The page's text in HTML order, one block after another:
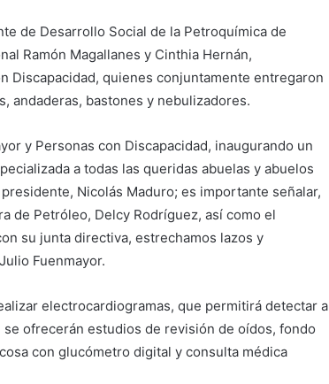
de Desarrollo Social de la Petroquímica de
Ramón Magallanes y Cinthia Hernán,
Discapacidad, quienes conjuntamente entregaron
andaderas, bastones y nebulizadores.
y Personas con Discapacidad, inaugurando un
a todas las queridas abuelas y abuelos
Nicolás Maduro; es importante señalar,
de Petróleo, Delcy Rodríguez, así como el
su junta directiva, estrechamos lazos y
Fuenmayor.
electrocardiogramas, que permitirá detectar a
ofrecerán estudios de revisión de oídos, fondo
con glucómetro digital y consulta médica